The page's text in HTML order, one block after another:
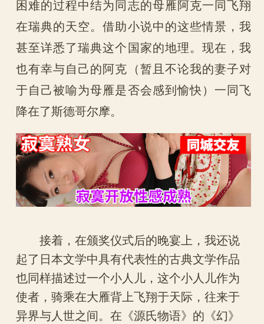
困难的过程中结为同志的母雁阿克一同飞翔
在瑞典的天空。借助小说中的这些情景，我
甚至详悉了瑞典这个国家的地理。现在，我
也有幸与自己的阿克（暂且不论我的妻子对
于自己被喻为母雁是否会感到愉快）一同飞
降在了斯德哥尔摩。
接着，在颁奖仪式后的晚宴上，我还说
起了日本文学中具有代表性的古典文学作品
也同样描述过一个小人儿，这个小人儿作为
使者，骑乘在大雁背上飞翔于天际，往来于
异界与人世之间。在《源氏物语》的《幻》